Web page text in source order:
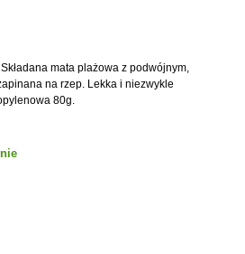
mata plażowa z podwójnym,
na rzep. Lekka i niezwykle
80g.